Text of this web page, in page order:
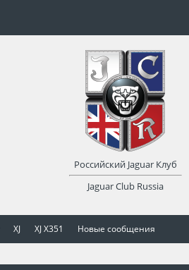
XJ XJ X351 Новые сообщения
Российский Jaguar Клуб
Jaguar Club Russia